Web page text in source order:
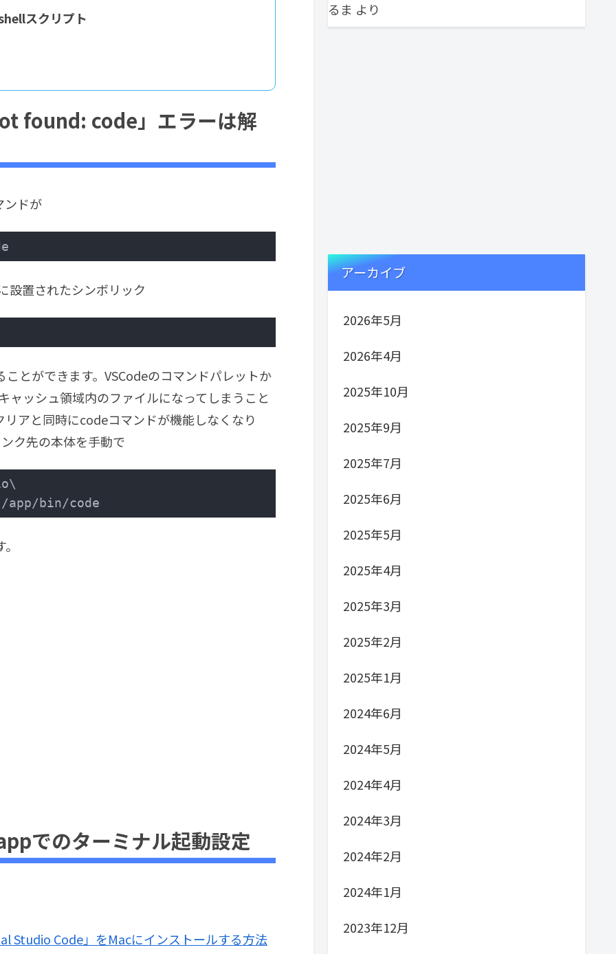
スクリプト
found: code」エラーは解
ンドが
置されたシンボリック
とができます。VSCodeのコマンドパレットか
ッシュ領域内のファイルになってしまうこと
アと同時にcodeコマンドが機能しなくなり
ク先の本体を手動で
app/bin/code
でのターミナル起動設定
Studio Code」をMacにインストールする方法
るま より
アーカイブ
2026年5月
2026年4月
2025年10月
2025年9月
2025年7月
2025年6月
2025年5月
2025年4月
2025年3月
2025年2月
2025年1月
2024年6月
2024年5月
2024年4月
2024年3月
2024年2月
2024年1月
2023年12月